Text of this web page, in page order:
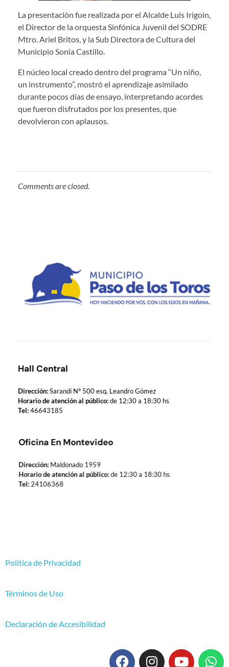
La presentación fue realizada por el Alcalde Luis Irigoin,
el Director de la orquesta Sinfónica Juvenil del SODRE
Mtro. Ariel Britos, y la Sub Directora de Cultura del
Municipio Sonia Castillo.
El núcleo local creado dentro del programa “Un niño,
un instrumento”, mostró el aprendizaje asimilado
durante pocos días de ensayo, interpretando acordes
que fueron disfrutados por los presentes, que
devolvieron con aplausos.
Comments are closed.
Hall Central
Dirección:Sarandí Nº 500 esq. Leandro Gómez
Horario de atención al público:de 12:30 a 18:30 hs
Tel:46643185
Oficina En Montevideo
Dirección:Maldonado 1959
Horario de atención al público:de 12:30 a 18:30 hs
Tel:24106368
Política de Privacidad
Términos de Uso
Declaración de Accesibilidad